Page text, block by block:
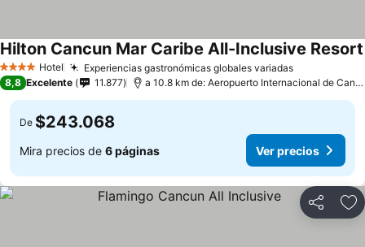
4 EstrellasHotel Experiencias gastronómicas globales variadas
Hilton Cancun Mar Caribe All-Inclusive Resort
8,8 Excelente 11.877 a 10.8 km de: Aeropuerto Internacional de Cancún
De $243.068
Mira precios de 6 páginas Ver precios
Compartir